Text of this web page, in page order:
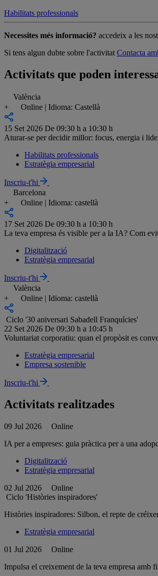
Habilitats professionals
Necessites més informació? accedeix a les
Si tens algun dubte sobre l'activitat Contacta
Activitats que poden
València
+
Online | Idioma: Castellà
15 Set 2026 De 09:30 h a 10:30 h
Aturar-se per decidir millor: focus, energia i
Habilitats professionals
Estratègia empresarial
Inscriu-t'hi
Barcelona
+
Online | Idioma: castellà
17 Set 2026 De 09:30 h a 10:30 h
La teva empresa és visible per a la IA? Com
Digitalització
Estratègia empresarial
Inscriu-t'hi
València
+
Online | Idioma: castellà
Ciclo '30 aniversari Sabadell Franquícies'
22 Set 2026 De 09:30 h a 10:45 h
Voluntariat corporatiu: quan el propòsit es
Estratègia empresarial
Empresa sostenible
Inscriu-t'hi
Activitats realitzades
09 Jul 2026
Online
IA per a empreses: guia pràctica per a una
Digitalització
Estratègia empresarial
02 Jul 2026
Online
Ciclo 'Històries inspiradores'
Històries inspiradores: Silbon, el repte de
Estratègia empresarial
01 Jul 2026
Online
Impulsa el creixement de la teva empresa amb